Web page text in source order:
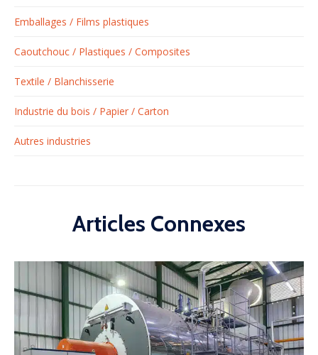
Emballages / Films plastiques
Caoutchouc / Plastiques / Composites
Textile / Blanchisserie
Industrie du bois / Papier / Carton
Autres industries
Articles Connexes